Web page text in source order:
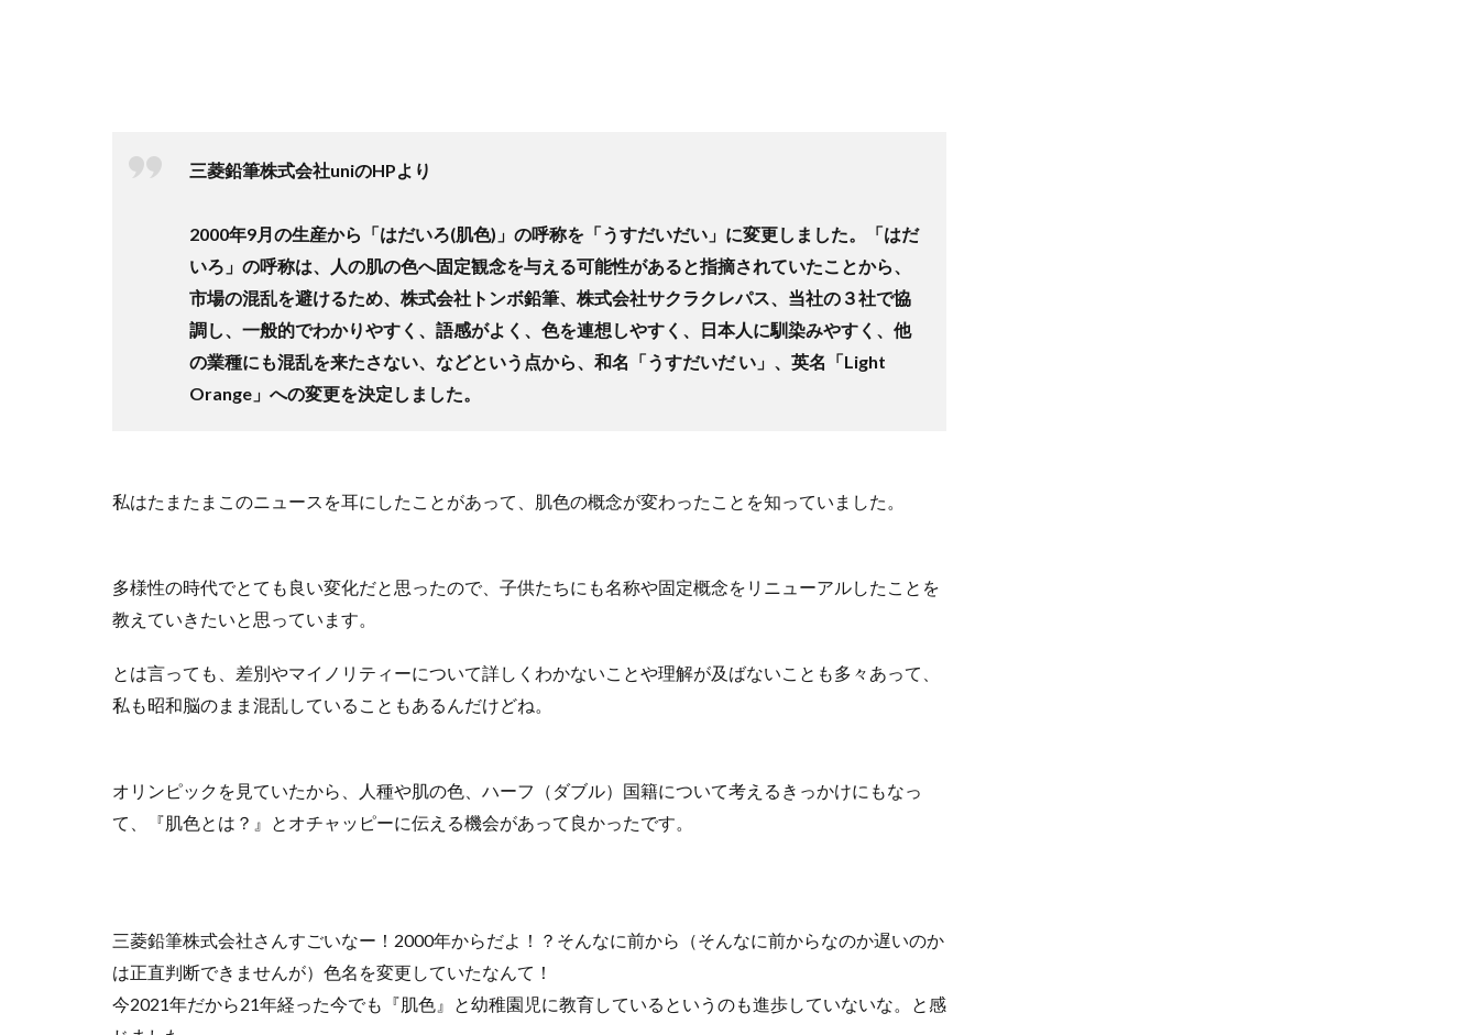
三菱鉛筆株式会社uniのHPより
2000年9月の生産から「はだいろ(肌色)」の呼称を「うすだいだい」に変更しました。
「はだ
いろ」の呼称は、人の肌の色へ固定観念を与える可能性があると指摘されていたことから、
市場の混乱を避けるため、株式会社トンボ鉛筆、株式会社サクラクレパス、当社の３社で協
調し、一般的でわかりやすく、語感がよく、色を連想しやすく、日本人に馴染みやすく、他
の業種にも混乱を来たさない、などという点から、和名「うすだいだ い」、英名「Light
Orange」への変更を決定しました。
私はたまたまこのニュースを耳にしたことがあって、肌色の概念が変わったことを知っていました。
多様性の時代でとても良い変化だと思ったので、子供たちにも名称や固定概念をリニューアルしたことを
教えていきたいと思っています。
とは言っても、差別やマイノリティーについて詳しくわかないことや理解が及ばないことも多々あって、
私も昭和脳のまま混乱していることもあるんだけどね。
オリンピックを見ていたから、人種や肌の色、ハーフ（ダブル）国籍について考えるきっかけにもなっ
て、『肌色とは？』とオチャッピーに伝える機会があって良かったです。
三菱鉛筆株式会社さんすごいなー！2000年からだよ！？そんなに前から（そんなに前からなのか遅いのか
は正直判断できませんが）色名を変更していたなんて！
今2021年だから21年経った今でも『肌色』と幼稚園児に教育しているというのも進歩していないな。と感